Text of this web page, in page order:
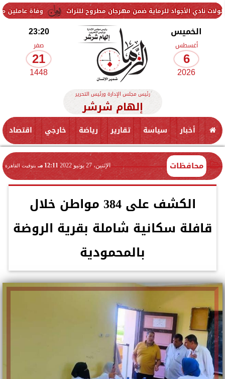
وفاة عاملين متأثرين للرماية ضمن مهرجان مطروح للتراث
الخميس
أغسطس
6
2026
23:20
صفر
21
1448
رئيس مجلس الإدارة ورئيس التحرير
إلهام شرشر
أخبار سياسة تقارير رياضة خارجي اقتصاد
محافظات الإثنين، 27 يونيو 2022 12:11 مـ بتوقيت القاهرة
الكشف على 384 مواطن خلال
قافلة سكانية شاملة بقرية الروضة
بالمحمودية